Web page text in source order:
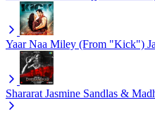
Yaar Naa Miley (From "Kick")
Shararat Jasmine Sandlas &